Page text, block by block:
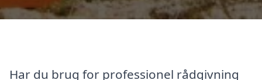
Har du brug for professionel rådgivning